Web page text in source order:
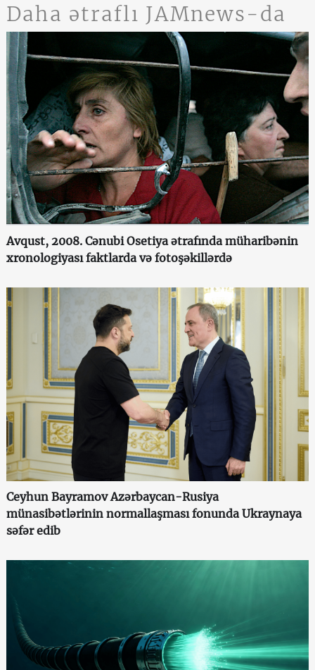
Daha ətraflı JAMnews-da
Avqust, 2008. Cənubi Osetiya ətrafında müharibənin
xronologiyası faktlarda və fotoşəkillərdə
Ceyhun Bayramov Azərbaycan-Rusiya
münasibətlərinin normallaşması fonunda Ukraynaya
səfər edib